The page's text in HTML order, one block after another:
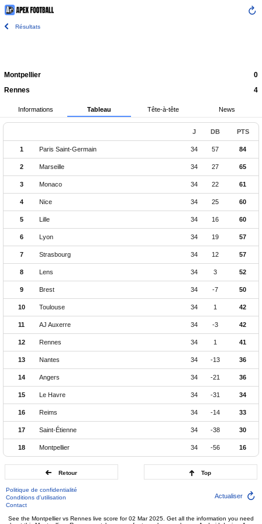
Résultats
Montpellier
0
Rennes
4
Informations Tableau Tête-à-tête News
J DB PTS
1 Paris Saint-Germain 34 57 84
2 Marseille 34 27 65
3 Monaco 34 22 61
4 Nice 34 25 60
5 Lille 34 16 60
6 Lyon 34 19 57
7 Strasbourg 34 12 57
8 Lens 34 3 52
9 Brest 34 -7 50
10 Toulouse 34 1 42
11 AJ Auxerre 34 -3 42
12 Rennes 34 1 41
13 Nantes 34 -13 36
14 Angers 34 -21 36
15 Le Havre 34 -31 34
16 Reims 34 -14 33
17 Saint-Étienne 34 -38 30
18 Montpellier 34 -56 16
Retour Top
Politique de confidentialité
Conditions d'utilisation
Contact
Actualiser
See the Montpellier vs Rennes live score for 02 Mar 2025. Get all the information you need